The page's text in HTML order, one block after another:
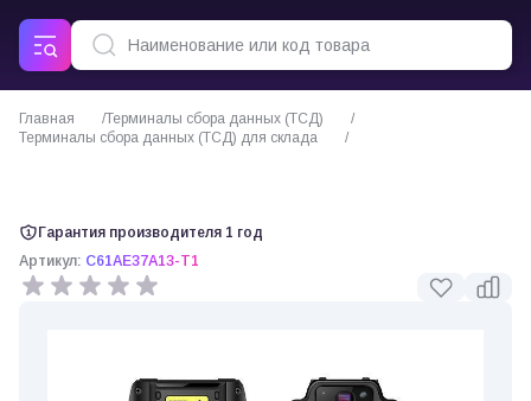
Главная
Терминалы сбора данных (ТСД)
Терминалы сбора данных (ТСД) для склада
Гарантия производителя 1 год
Артикул: C61AE37A13-T1